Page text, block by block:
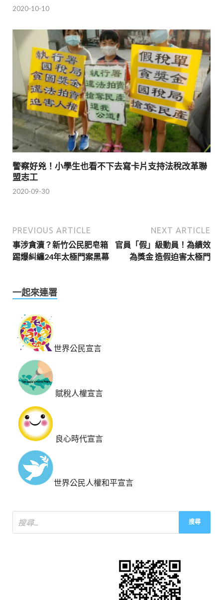
2020-10-10
警察好兇！小學生也看不下去寫卡片支持法稅改革聯
盟志工
2020-09-30
PREVIOUS ARTICLE
事涉貪瀆？新竹公民肥皂箱
踢爆糾纏24年太極門案黑幕
NEXT ARTICLE
官員「假」級動員！為績效
為獎金 造假迫害太極門
一起來連署
世界公民宣言
賦稅人權宣言
良心時代宣言
世界公民人權和平宣言